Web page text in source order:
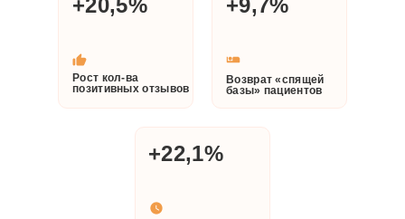
+
+20,5% +9,7%
+22,1%
Рост кол-ва
позитивных отзывов
Возврат «спящей
базы» пациентов